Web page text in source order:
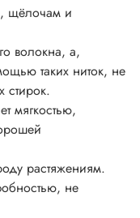
щёлочам и
волокна, а,
таких ниток, не
стирок.
мягкостью,
растяжениям.
не